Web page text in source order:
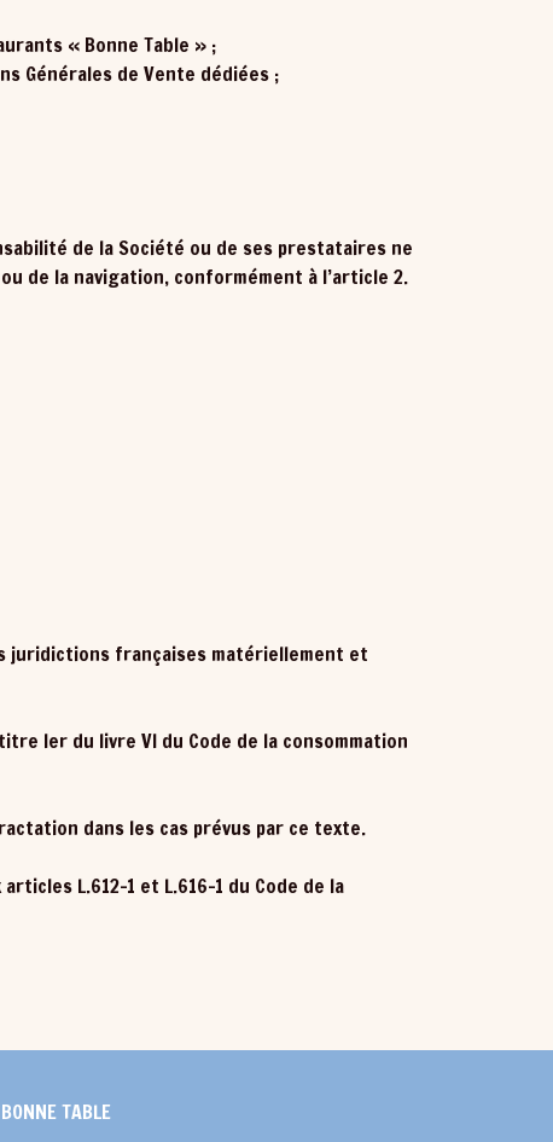
« Bonne Table » ;
Générales de Vente dédiées ;
de la Société ou de ses prestataires ne
de la navigation, conformément à l’article 2.
juridictions françaises matériellement et
Ier du livre VI du Code de la consommation
dans les cas prévus par ce texte.
L.612-1 et L.616-1 du Code de la
BONNE TABLE